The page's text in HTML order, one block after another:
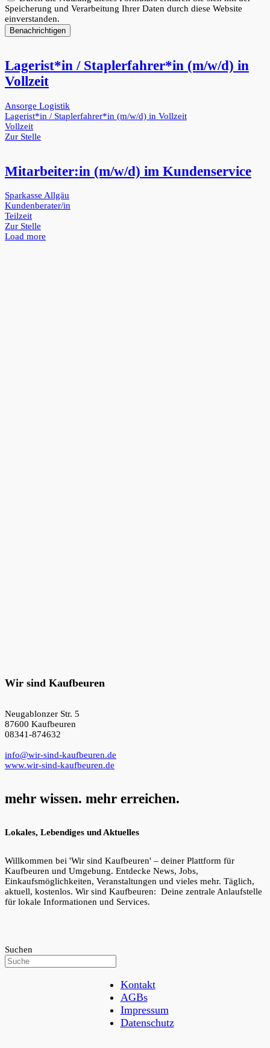
Speicherung und Verarbeitung Ihrer Daten durch diese Website
einverstanden.
Benachrichtigen
Lagerist*in / Staplerfahrer*in (m/w/d) in
Vollzeit
Ansorge Logistik
Lagerist*in / Staplerfahrer*in (m/w/d) in Vollzeit
Vollzeit
Zur Stelle
Mitarbeiter:in (m/w/d) im Kundenservice
Sparkasse Allgäu
Kundenberater/in
Teilzeit
Zur Stelle
Load more
Wir sind Kaufbeuren
Neugablonzer Str. 5
87600 Kaufbeuren
08341-874632
info@wir-sind-kaufbeuren.de
www.wir-sind-kaufbeuren.de
mehr wissen. mehr erreichen.
Lokales, Lebendiges und Aktuelles
Willkommen bei 'Wir sind Kaufbeuren' – deiner Plattform für
Kaufbeuren und Umgebung. Entdecke News, Jobs,
Einkaufsmöglichkeiten, Veranstaltungen und vieles mehr. Täglich,
aktuell, kostenlos. Wir sind Kaufbeuren: Deine zentrale Anlaufstelle
für lokale Informationen und Services.
Suchen
Kontakt
AGBs
Impressum
Datenschutz